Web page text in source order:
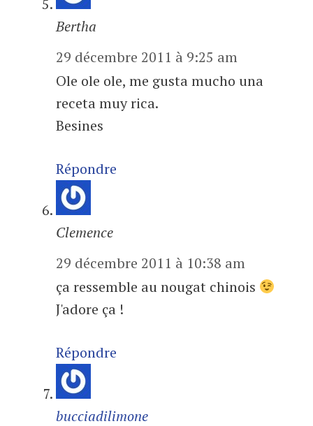
Bertha
29 décembre 2011 à 9:25 am
Ole ole ole, me gusta mucho una
receta muy rica.
Besines
Répondre
Clemence
29 décembre 2011 à 10:38 am
ça ressemble au nougat chinois
J'adore ça !
Répondre
bucciadilimone